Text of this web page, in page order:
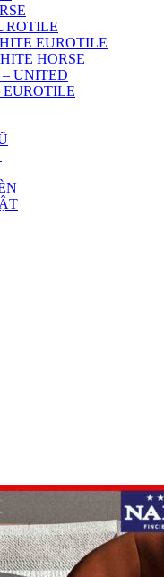
EUROTILE
HORSE
UNITED
EUROTILE